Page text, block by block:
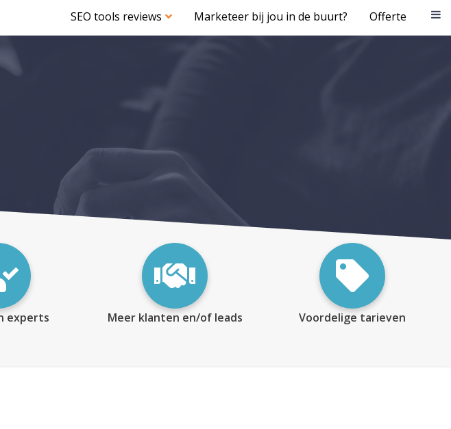
SEO tools reviews Marketeer bij jou in de buurt? Offerte
experts Meer klanten en/of leads Voordelige tarieven